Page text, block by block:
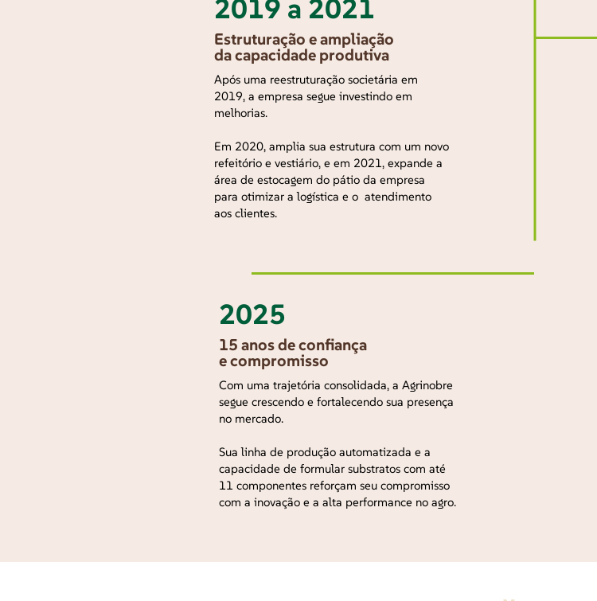
2019 a 2021
Estruturação e ampliação
da capacidade produtiva
Após uma reestruturação societária em
2019, a empresa segue investindo em
melhorias.
Em 2020, amplia sua estrutura com um novo
refeitório e vestiário, e em 2021, expande a
área de estocagem do pátio da empresa
para otimizar a logística e o atendimento
aos clientes.
2025
15 anos de confiança
e compromisso
Com uma trajetória consolidada, a Agrinobre
segue crescendo e fortalecendo sua presença
no mercado.
Sua linha de produção automatizada e a
capacidade de formular substratos com até
11 componentes reforçam seu compromisso
com a inovação e a alta performance no agro.